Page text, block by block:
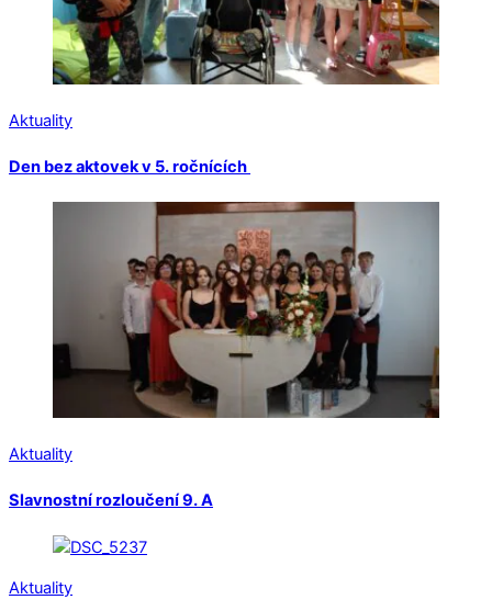
Aktuality
Den bez aktovek v 5. ročnících
Aktuality
Slavnostní rozloučení 9. A
Aktuality